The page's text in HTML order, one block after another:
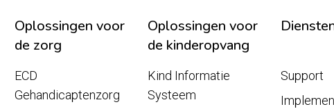
Oplossingen voor
de zorg
Oplossingen voor
de kinderopvang
ECD
Gehandicaptenzorg
Kind Informatie
Systeem
Support